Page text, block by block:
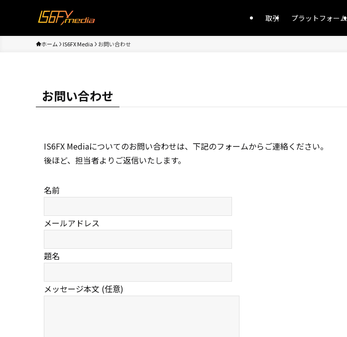
取引 プラットフォーム
ホーム IS6FX Media お問い合わせ
お問い合わせ
IS6FX Mediaについてのお問い合わせは、下記のフォームからご連絡ください。
後ほど、担当者よりご返信いたします。
名前
メールアドレス
題名
メッセージ本文 (任意)